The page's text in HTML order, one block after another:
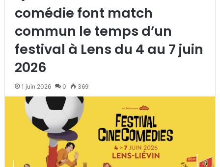
comédie font match
commun le temps d’un
festival à Lens du 4 au 7 juin
2026
1 juin 2026 0 369